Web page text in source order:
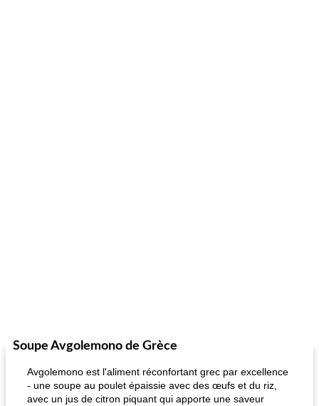
Soupe Avgolemono de Grèce
Avgolemono est l'aliment réconfortant grec par excellence
- une soupe au poulet épaissie avec des œufs et du riz,
avec un jus de citron piquant qui apporte une saveur